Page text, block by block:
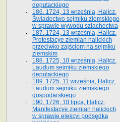
deputackiego
186. 1724, 13 września, Halicz.
Świadectwo sejmiku ziemskiego
w sprawie wywodu szlachectwa
187. 1724, 13 września, Halicz.
Protestacye ziemian halickich
przeciwko zajściom na sejmiku
ziemskim
188. 1725, 10 września, Halicz.
Laudum sejmiku ziemskiego
deputackiego
189. 1725, 11 września, Halicz.
Laudum sejmiku ziemskiego
gospodarskiego
190. 1726, 10 lipca, Halicz.
Manifestacye ziemian halickich
w sprawie elekcyi podsędka